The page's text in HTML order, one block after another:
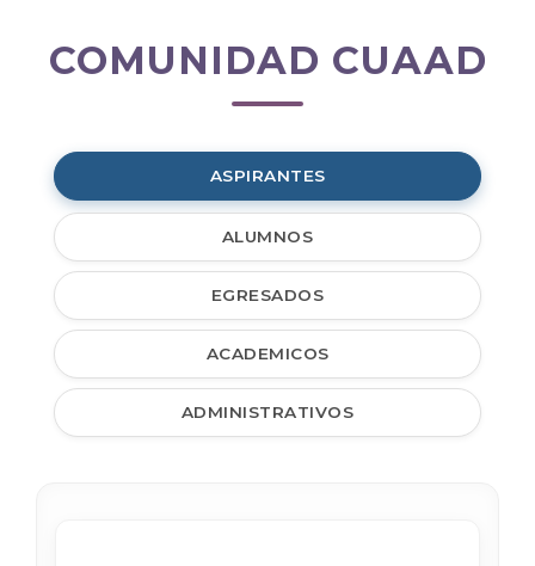
Comunidad
COMUNIDAD CUAAD
ASPIRANTES
ALUMNOS
EGRESADOS
ACADEMICOS
ADMINISTRATIVOS